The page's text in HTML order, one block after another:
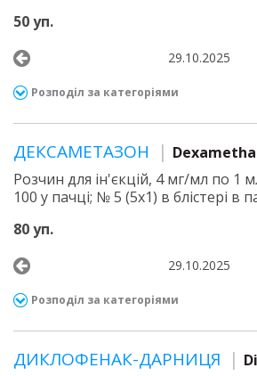
50 уп.
29.10.2025
Розподіл за категоріями
ДЕКСАМЕТАЗОН
Розчин для ін'єкцій, 4 мг/мл по 1
100 у пачці; № 5 (5х1) в блістері в
80 уп.
29.10.2025
Розподіл за категоріями
ДИКЛОФЕНАК-ДАРНИЦЯ